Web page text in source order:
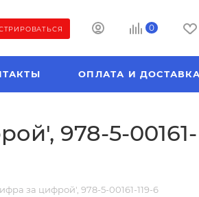
0
ОПЛАТА И ДОСТАВКА
978-5-00161-
за цифрой', 978-5-00161-119-6